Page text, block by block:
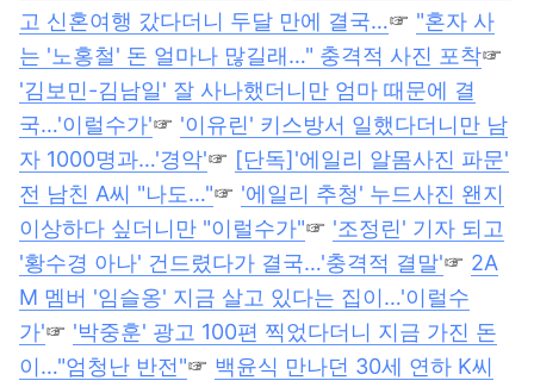
고 신혼여행 갔다더니 두달 만에 결국…☞ "혼자 사
는 '노홍철' 돈 얼마나 많길래…" 충격적 사진 포착☞
'김보민-김남일' 잘 사나했더니만 엄마 때문에 결
국…'이럴수가'☞ '이유린' 키스방서 일했다더니만 남
자 1000명과…'경악'☞ [단독]'에일리 알몸사진 파문'
전 남친 A씨 "나도…"☞ '에일리 추청' 누드사진 왠지
이상하다 싶더니만 "이럴수가"☞ '조정린' 기자 되고
'황수경 아나' 건드렸다가 결국…'충격적 결말'☞ 2A
M 멤버 '임슬옹' 지금 살고 있다는 집이…'이럴수
가'☞ '박중훈' 광고 100편 찍었다더니 지금 가진 돈
이…"엄청난 반전"☞ 백윤식 만나던 30세 연하 K씨